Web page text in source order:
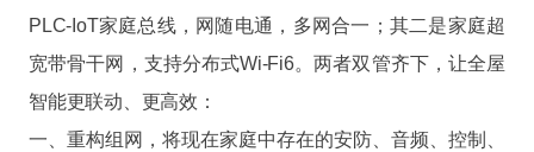
PLC-IoT家庭总线，网随电通，多网合一；其二是家庭超
宽带骨干网，支持分布式Wi-Fi6。两者双管齐下，让全屋
智能更联动、更高效：
一、重构组网，将现在家庭中存在的安防、音频、控制、